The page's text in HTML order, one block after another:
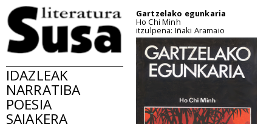
IDAZLEAK
NARRATIBA
POESIA
SAIAKERA
Gartzelako egunkaria
Ho Chi Minh
itzulpena: Iñaki Aramaio